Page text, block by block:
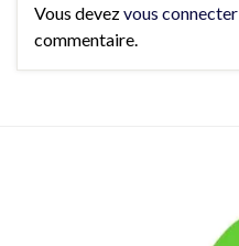
Vous devezvous connecter
commentaire.